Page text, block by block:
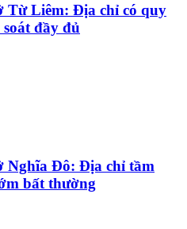
Từ Liêm: Địa chỉ có quy
đầy đủ
Nghĩa Đô: Địa chỉ tầm
bất thường